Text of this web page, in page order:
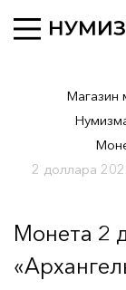
Магазин
2 доллара
Монета 2